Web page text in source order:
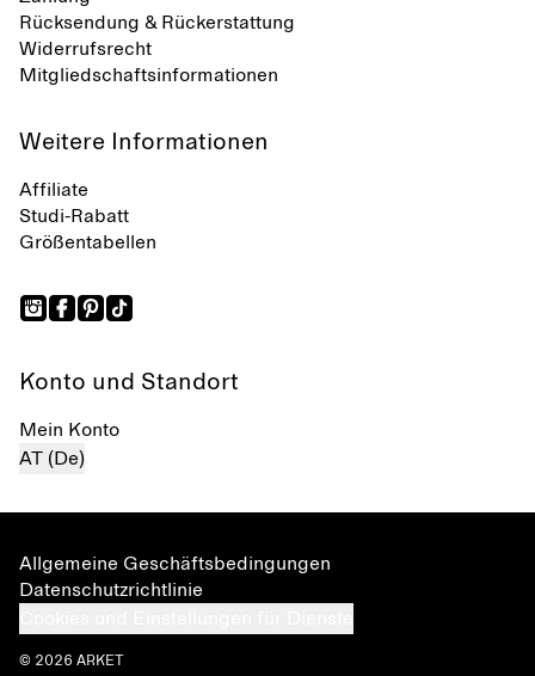
Rücksendung & Rückerstattung
Widerrufsrecht
Mitgliedschaftsinformationen
Weitere Informationen
Affiliate
Studi-Rabatt
Größentabellen
Konto und Standort
Mein Konto
AT (De)
Allgemeine Geschäftsbedingungen
Datenschutzrichtlinie
© 2026 ARKET